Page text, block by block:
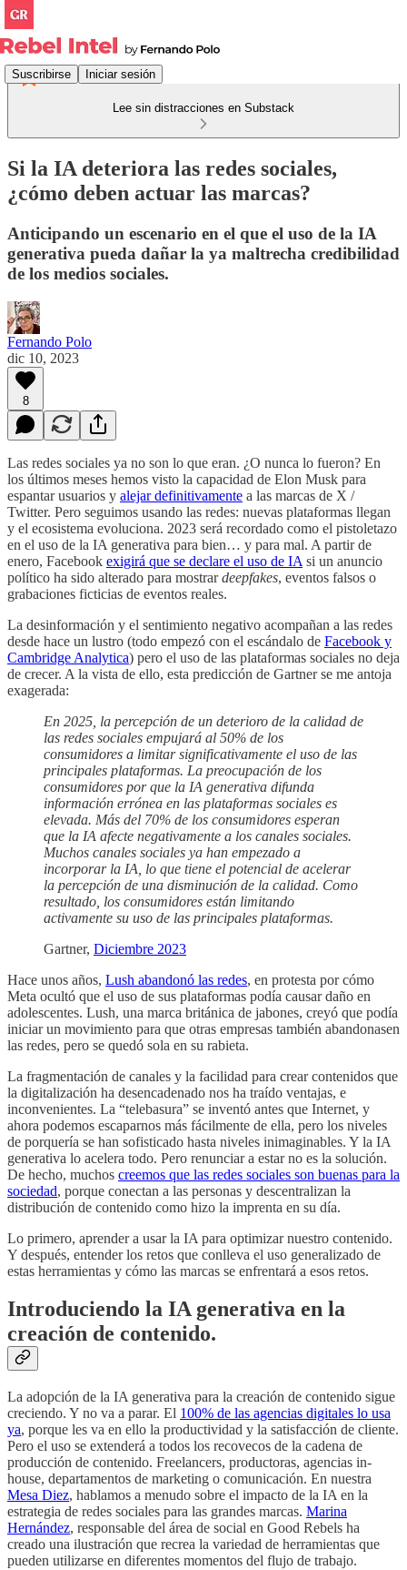
Suscribirse Iniciar sesión
Lee sin distracciones en Substack
Si la IA deteriora las redes sociales,
¿cómo deben actuar las marcas?
Anticipando un escenario en el que el uso de la IA
generativa pueda dañar la ya maltrecha credibilidad
de los medios sociales.
Fernando Polo
dic 10, 2023
8
Las redes sociales ya no son lo que eran. ¿O nunca lo fueron? En
los últimos meses hemos visto la capacidad de Elon Musk para
espantar usuarios y alejar definitivamente a las marcas de X /
Twitter. Pero seguimos usando las redes: nuevas plataformas llegan
y el ecosistema evoluciona. 2023 será recordado como el pistoletazo
en el uso de la IA generativa para bien… y para mal. A partir de
enero, Facebook exigirá que se declare el uso de IA si un anuncio
político ha sido alterado para mostrardeepfakes, eventos falsos o
grabaciones ficticias de eventos reales.
La desinformación y el sentimiento negativo acompañan a las redes
desde hace un lustro (todo empezó con el escándalo de Facebook y
Cambridge Analytica) pero el uso de las plataformas sociales no deja
de crecer. A la vista de ello, esta predicción de Gartner se me antoja
exagerada:
En 2025, la percepción de un deterioro de la calidad de
las redes sociales empujará al 50% de los
consumidores a limitar significativamente el uso de las
principales plataformas. La preocupación de los
consumidores por que la IA generativa difunda
información errónea en las plataformas sociales es
elevada. Más del 70% de los consumidores esperan
que la IA afecte negativamente a los canales sociales.
Muchos canales sociales ya han empezado a
incorporar la IA, lo que tiene el potencial de acelerar
la percepción de una disminución de la calidad. Como
resultado, los consumidores están limitando
activamente su uso de las principales plataformas.
Gartner, Diciembre 2023
Hace unos años, Lush abandonó las redes, en protesta por cómo
Meta ocultó que el uso de sus plataformas podía causar daño en
adolescentes. Lush, una marca británica de jabones, creyó que podía
iniciar un movimiento para que otras empresas también abandonasen
las redes, pero se quedó sola en su rabieta.
La fragmentación de canales y la facilidad para crear contenidos que
la digitalización ha desencadenado nos ha traído ventajas, e
inconvenientes. La “telebasura” se inventó antes que Internet, y
ahora podemos escaparnos más fácilmente de ella, pero los niveles
de porquería se han sofisticado hasta niveles inimaginables. Y la IA
generativa lo acelera todo. Pero renunciar a estar no es la solución.
De hecho, muchos creemos que las redes sociales son buenas para la
sociedad, porque conectan a las personas y descentralizan la
distribución de contenido como hizo la imprenta en su día.
Lo primero, aprender a usar la IA para optimizar nuestro contenido.
Y después, entender los retos que conlleva el uso generalizado de
estas herramientas y cómo las marcas se enfrentará a esos retos.
Introduciendo la IA generativa en la
creación de contenido.
La adopción de la IA generativa para la creación de contenido sigue
creciendo. Y no va a parar. El 100% de las agencias digitales lo usa
ya, porque les va en ello la productividad y la satisfacción de cliente.
Pero el uso se extenderá a todos los recovecos de la cadena de
producción de contenido. Freelancers, productoras, agencias in-
house, departamentos de marketing o comunicación. En nuestra
Mesa Diez, hablamos a menudo sobre el impacto de la IA en la
estrategia de redes sociales para las grandes marcas. Marina
Hernández, responsable del área de social en Good Rebels ha
creado una ilustración que recrea la variedad de herramientas que
pueden utilizarse en diferentes momentos del flujo de trabajo.